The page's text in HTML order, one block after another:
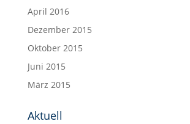
April 2016
Dezember 2015
Oktober 2015
Juni 2015
März 2015
Aktuell